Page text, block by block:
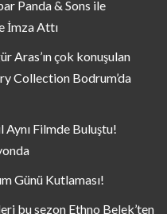
Panda & Sons ile
İmza Attı
Aras’ın çok konuşulan
Collection Bodrum’da
Filmde Buluştu!
Günü Kutlaması!
bu sezon Ethno Belek’ten